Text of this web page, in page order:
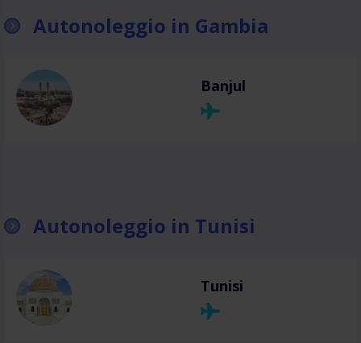
Autonoleggio in Gambia
Banjul
Autonoleggio in Tunisi
Tunisi